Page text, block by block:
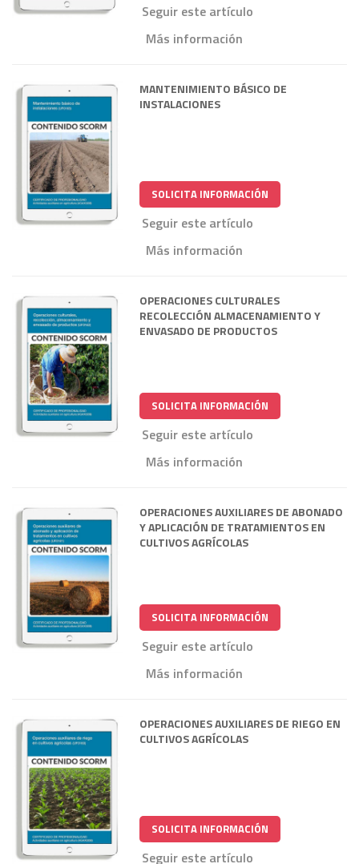
Seguir este artículo
Más información
MANTENIMIENTO BÁSICO DE
INSTALACIONES
SOLICITA INFORMACIÓN
Seguir este artículo
Más información
OPERACIONES CULTURALES
RECOLECCIÓN ALMACENAMIENTO Y
ENVASADO DE PRODUCTOS
SOLICITA INFORMACIÓN
Seguir este artículo
Más información
OPERACIONES AUXILIARES DE ABONADO
Y APLICACIÓN DE TRATAMIENTOS EN
CULTIVOS AGRÍCOLAS
SOLICITA INFORMACIÓN
Seguir este artículo
Más información
OPERACIONES AUXILIARES DE RIEGO EN
CULTIVOS AGRÍCOLAS
SOLICITA INFORMACIÓN
Seguir este artículo